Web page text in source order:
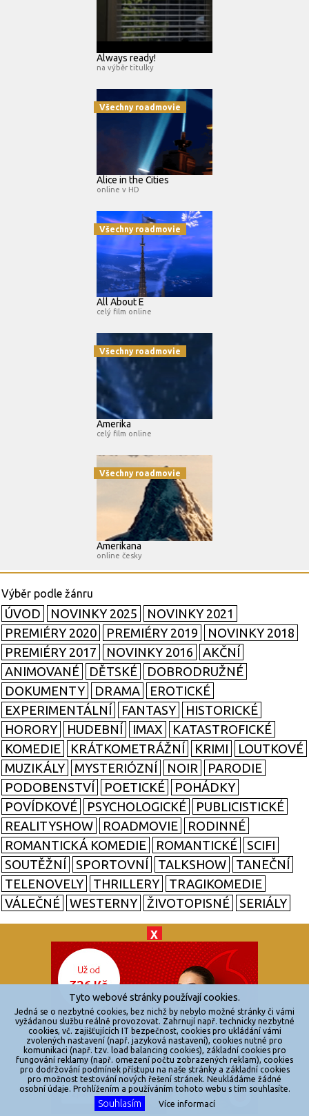
X
Always ready!
na výběr titulky
Všechny roadmovie
Alice in the Cities
online v HD
Všechny roadmovie
All About E
celý film online
Všechny roadmovie
Amerika
celý film online
Všechny roadmovie
Amerikana
online česky
ÚVOD NOVINKY 2025
NOVINKY 2021
PREMIÉRY 2020
PREMIÉRY 2019
NOVINKY 2018
PREMIÉRY 2017
NOVINKY 2016
AKČNÍ
ANIMOVANÉ
DĚTSKÉ
DOBRODRUŽNÉ
DOKUMENTY
DRAMA
EROTICKÉ
EXPERIMENTÁLNÍ
FANTASY
HISTORICKÉ
HORORY
HUDEBNÍ IMAX
KATASTROFICKÉ
KOMEDIE
KRÁTKOMETRÁŽNÍ KRIMI
LOUTKOVÉ
MUZIKÁLY
MYSTERIÓZNÍ NOIR
PARODIE
PODOBENSTVÍ
POETICKÉ
POHÁDKY
POVÍDKOVÉ
PSYCHOLOGICKÉ
PUBLICISTICKÉ
REALITYSHOW
ROADMOVIE
RODINNÉ
ROMANTICKÁ KOMEDIE
ROMANTICKÉ
SCIFI
SOUTĚŽNÍ
SPORTOVNÍ TALKSHOW
TANEČNÍ
TELENOVELY
THRILLERY
TRAGIKOMEDIE
VÁLEČNÉ
WESTERNY ŽIVOTOPISNÉ SERIÁLY
© 2026
zkouknoutfilm.cz
Všechna práva vyhrazena.
Powered by
Reklama
Sítě
Redakce
Jakékoliv užití obsahu je bez souhlasu provozovatele zakázáno.
Tyto webové stránky používají cookies.
Jedná se o nezbytné cookies, bez nichž by nebylo možné stránky či vámi
vyžádanou službu reálně provozovat. Zahrnují např. technicky nezbytné
cookies, vč. zajišťujících IT bezpečnost, cookies pro ukládání vámi
zvolených nastavení (např. jazyková nastavení), cookies nutné pro
komunikaci (např. tzv. load balancing cookies), základní cookies pro
fungování reklamy (např. omezení počtu zobrazených reklam), cookies
pro dodržování podmínek přístupu na naše stránky a základní cookies
pro možnost testování nových řešení stránek. Neukládáme žádné
osobní údaje. Prohlížením a používáním tohoto webu s tím souhlasíte.
Souhlasím Více informací